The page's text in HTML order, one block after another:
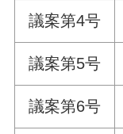
議案第4号
議案第5号
議案第6号